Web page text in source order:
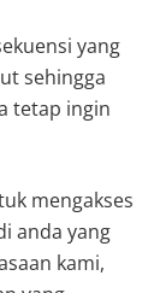
yang
sehingga
tetap ingin
mengakses
anda yang
kami,